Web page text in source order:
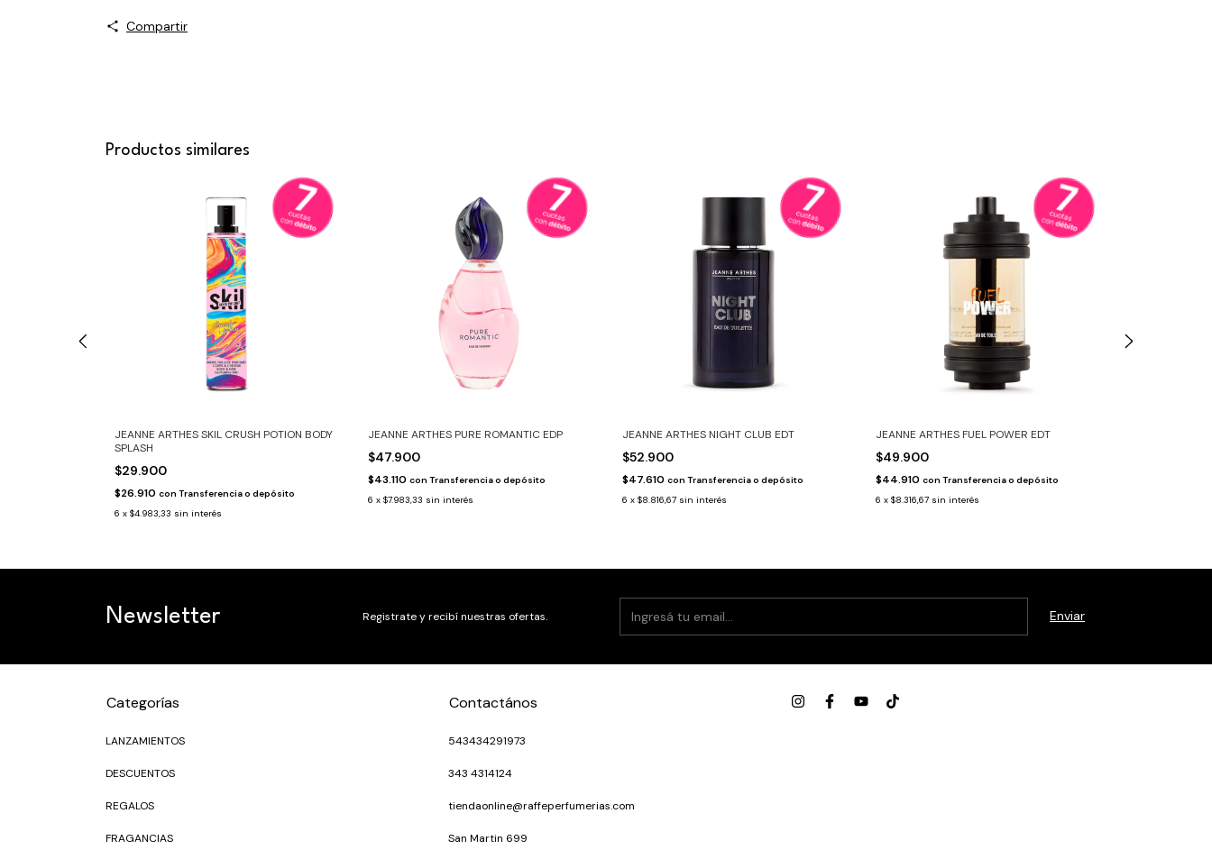
Compartir
Productos similares
JEANNE ARTHES SKIL CRUSH POTION BODY
SPLASH
$29.900
$26.910 con Transferencia o depósito
6 x $4.983,33 sin interés
JEANNE ARTHES PURE ROMANTIC EDP
$47.900
$43.110con Transferencia o depósito
6 x$7.983,33 sin interés
JEANNE ARTHES NIGHT CLUB EDT
$52.900
$47.610 con Transferencia o depósito
6 x $8.816,67 sin interés
JEANNE ARTHES FUEL POWER EDT
$49.900
$44.910 con Transferencia o depósito
6 x $8.316,67 sin interés
Newsletter Registrate y recibí nuestras ofertas.
Categorías
LANZAMIENTOS
DESCUENTOS
REGALOS
FRAGANCIAS
Contactános
543434291973
343 4314124
tiendaonline@raffeperfumerias.com
San Martin 699